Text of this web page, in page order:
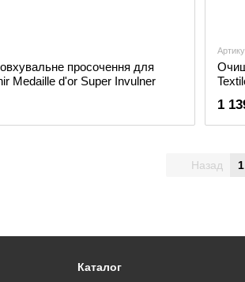
просочення для
Medaille d'or Super Invulner
1
Назад 1
Каталог